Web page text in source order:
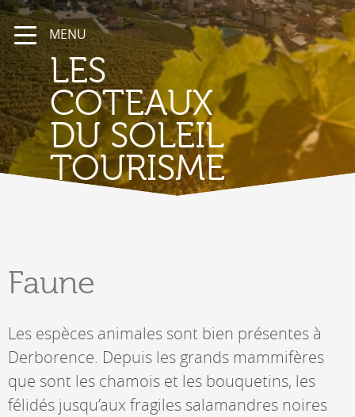
MENU
LES
COTEAUX
DU SOLEIL
TOURISME
Faune
Les espèces animales sont bien présentes à
Derborence. Depuis les grands mammifères
que sont les chamois et les bouquetins, les
félidés jusqu’aux fragiles salamandres noires